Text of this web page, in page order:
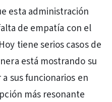
esta administración
de empatía con el
tiene serios casos de
está mostrando su
sus funcionarios en
más resonante